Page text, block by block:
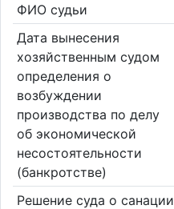
ФИО судьи
Дата вынесения
хозяйственным судом
определения о
возбуждении
производства по делу
об экономической
несостоятельности
(банкротстве)
Решение суда о санации